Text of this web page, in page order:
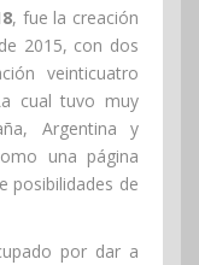
, fue la creación
2015, con dos
veinticuatro
cual tuvo muy
Argentina y
una página
posibilidades de
por dar a